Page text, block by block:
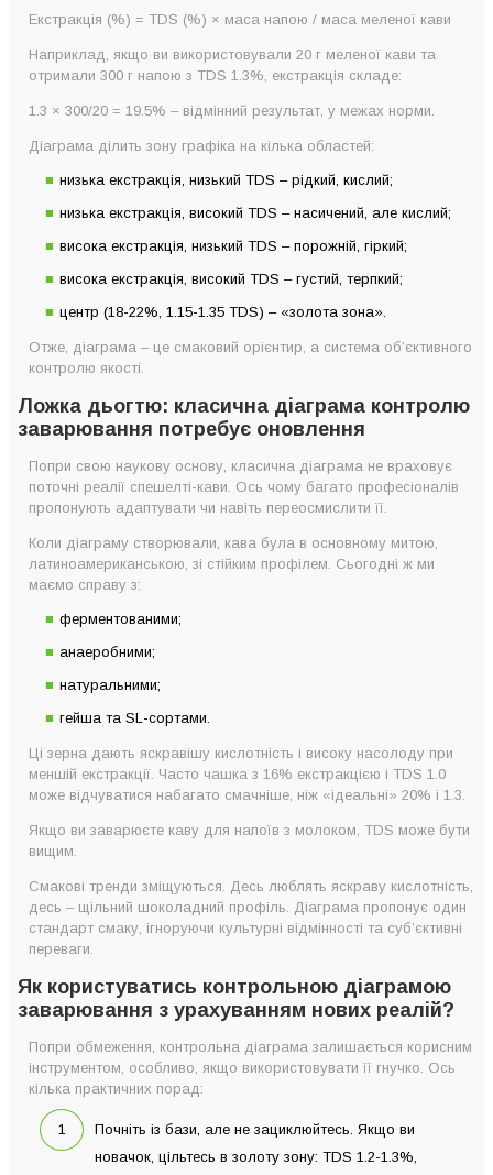
Екстракція (%) = TDS (%) × маса напою / маса меленої кави
Наприклад, якщо ви використовували 20 г меленої кави та
отримали 300 г напою з TDS 1.3%, екстракція складе:
1.3 × 300/20 = 19.5% – відмінний результат, у межах норми.
Діаграма ділить зону графіка на кілька областей:
низька екстракція, низький TDS – рідкий, кислий;
низька екстракція, високий TDS – насичений, але кислий;
висока екстракція, низький TDS – порожній, гіркий;
висока екстракція, високий TDS – густий, терпкий;
центр (18-22%, 1.15-1.35 TDS) – «золота зона».
Отже, діаграма – це смаковий орієнтир, а система об’єктивного
контролю якості.
Ложка дьогтю: класична діаграма контролю
заварювання потребує оновлення
Попри свою наукову основу, класична діаграма не враховує
поточні реалії спешелті-кави. Ось чому багато професіоналів
пропонують адаптувати чи навіть переосмислити її.
Коли діаграму створювали, кава була в основному митою,
латиноамериканською, зі стійким профілем. Сьогодні ж ми
маємо справу з:
ферментованими;
анаеробними;
натуральними;
гейша та SL-сортами.
Ці зерна дають яскравішу кислотність і високу насолоду при
меншій екстракції. Часто чашка з 16% екстракцією і TDS 1.0
може відчуватися набагато смачніше, ніж «ідеальні» 20% і 1.3.
Якщо ви заварюєте каву для напоїв з молоком, TDS може бути
вищим.
Смакові тренди зміщуються. Десь люблять яскраву кислотність,
десь – щільний шоколадний профіль. Діаграма пропонує один
стандарт смаку, ігноруючи культурні відмінності та суб’єктивні
переваги.
Як користуватись контрольною діаграмою
заварювання з урахуванням нових реалій?
Попри обмеження, контрольна діаграма залишається корисним
інструментом, особливо, якщо використовувати її гнучко. Ось
кілька практичних порад:
Почніть із бази, але не зациклюйтесь. Якщо ви
новачок, цільтесь в золоту зону: TDS 1.2-1.3%,